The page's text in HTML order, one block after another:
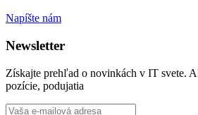
Napíšte nám
Newsletter
Získajte prehľad o novinkách v IT svete.
pozície, podujatia